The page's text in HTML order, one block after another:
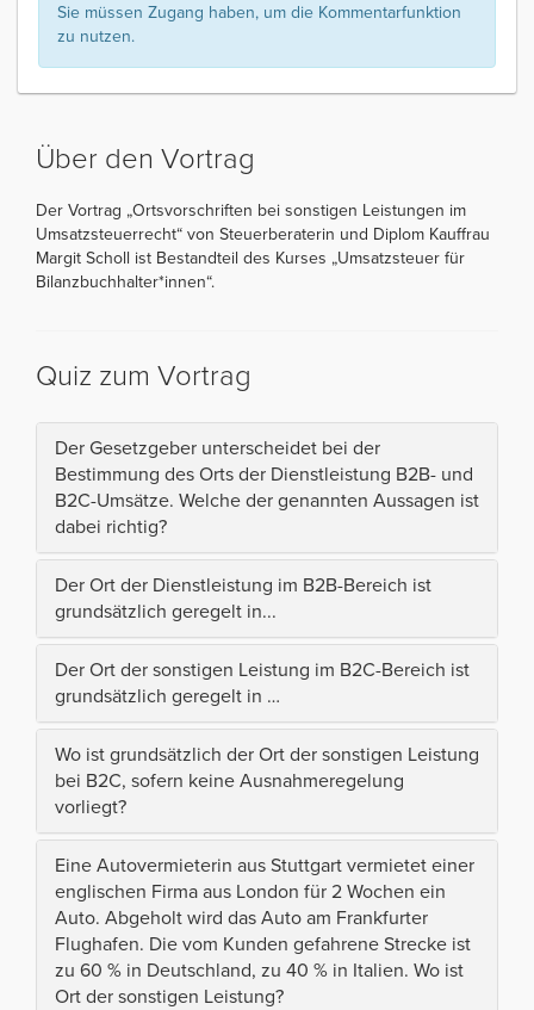
Sie müssen Zugang haben, um die Kommentarfunktion
zu nutzen.
Über den Vortrag
Der Vortrag „Ortsvorschriften bei sonstigen Leistungen im
Umsatzsteuerrecht“ von Steuerberaterin und Diplom Kauffrau
Margit Scholl ist Bestandteil des Kurses „Umsatzsteuer für
Bilanzbuchhalter*innen“.
Quiz zum Vortrag
Der Gesetzgeber unterscheidet bei der
Bestimmung des Orts der Dienstleistung B2B- und
B2C-Umsätze. Welche der genannten Aussagen ist
dabei richtig?
Der Ort der Dienstleistung im B2B-Bereich ist
grundsätzlich geregelt in...
Der Ort der sonstigen Leistung im B2C-Bereich ist
grundsätzlich geregelt in …
Wo ist grundsätzlich der Ort der sonstigen Leistung
bei B2C, sofern keine Ausnahmeregelung
vorliegt?
Eine Autovermieterin aus Stuttgart vermietet einer
englischen Firma aus London für 2 Wochen ein
Auto. Abgeholt wird das Auto am Frankfurter
Flughafen. Die vom Kunden gefahrene Strecke ist
zu 60 % in Deutschland, zu 40 % in Italien. Wo ist
Ort der sonstigen Leistung?